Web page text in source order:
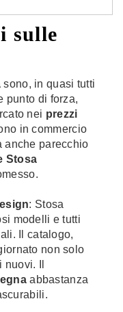
sulle
sono, in quasi tutti
punto di forza,
nei prezzi
in commercio
anche parecchio
Stosa
: Stosa
modelli e tutti
Il catalogo,
non solo
Il
abbastanza